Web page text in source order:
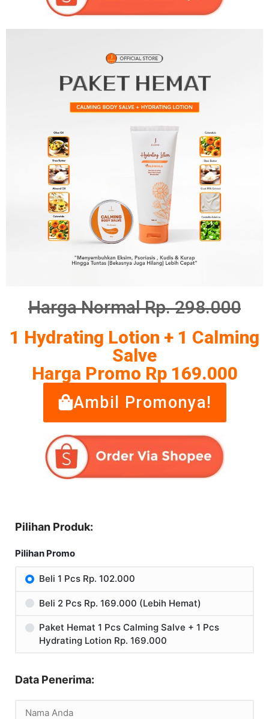
Harga Normal Rp. 298.000
1 Hydrating Lotion + 1 Calming
Salve
Harga Promo Rp 169.000
Ambil Promonya!
Pilihan Produk:
Pilihan Promo
Beli 1 Pcs Rp. 102.000
Beli 2 Pcs Rp. 169.000 (Lebih Hemat)
Paket Hemat 1 Pcs Calming Salve + 1 Pcs
Hydrating Lotion Rp. 169.000
Data Penerima: